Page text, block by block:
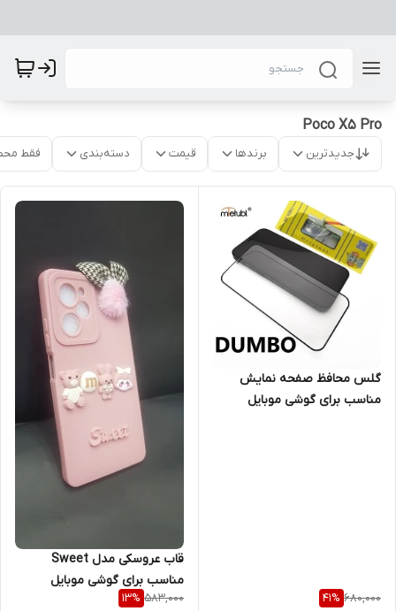
Poco X5 Pro
جدیدترین برندها قیمت دسته‌بندی فقط
گلس محافظ صفحه نمایش
مناسب برای گوشی موبایل
680,000
41%
قاب عروسکی مدل Sweet
مناسب برای گوشی موبایل
شیائومی Pco X5 Pro
583,000
13%